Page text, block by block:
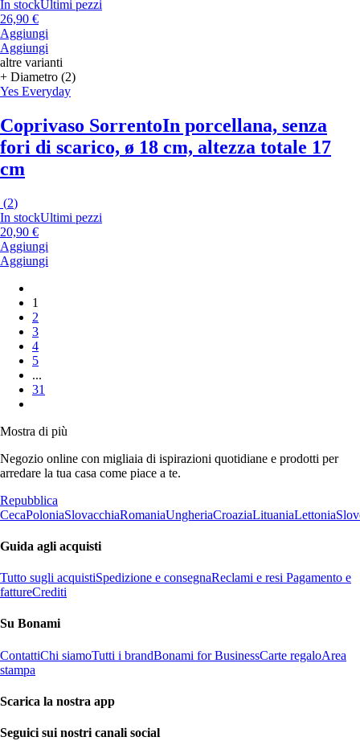
In stockUltimi pezzi
26,90 €
Aggiungi
Aggiungi
altre varianti
+ Diametro (2)
Yes Everyday
Coprivaso SorrentoIn porcellana, senza
fori di scarico, ø 18 cm, altezza totale 17
cm
(2)
In stockUltimi pezzi
20,90 €
Aggiungi
Aggiungi
1
2
3
4
5
...
31
Mostra di più
Negozio online con migliaia di ispirazioni quotidiane e prodotti per
arredare la tua casa come piace a te.
Repubblica
CecaPoloniaSlovacchiaRomaniaUngheriaCroaziaLituaniaLettonia
Guida agli acquisti
Tutto sugli acquistiSpedizione e consegnaReclami e resi Pagamento e
fattureCrediti
Su Bonami
ContattiChi siamoTutti i brandBonami for BusinessCarte regaloArea
stampa
Scarica la nostra app
Seguici sui nostri canali social